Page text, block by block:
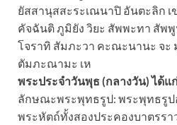
ยัสสานุสสะระเณนาปิ อันตะลิก
คัจฉันติ ภูมิยัง วิยะ สัพพะทา สัพ
โจราทิ สัมภะวา คะณะนานะ จะ
ตัมภะณามะ เห
พระประจำวันพุธ (กลางวัน) ได้แ
ลักษณะพระพุทธรูป: พระพุทธรูป
พระหัตถ์ทั้งสองประคองบาตรรา